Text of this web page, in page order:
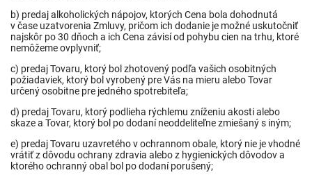
b) predaj alkoholických nápojov, ktorých Cena bola dohodnutá
v čase uzatvorenia Zmluvy, pričom ich dodanie je možné uskutočniť
najskôr po 30 dňoch a ich Cena závisí od pohybu cien na trhu, ktoré
nemôžeme ovplyvniť;
c) predaj Tovaru, ktorý bol zhotovený podľa vašich osobitných
požiadaviek, ktorý bol vyrobený pre Vás na mieru alebo Tovar
určený osobitne pre jedného spotrebiteľa;
d) predaj Tovaru, ktorý podlieha rýchlemu zníženiu akosti alebo
skaze a Tovar, ktorý bol po dodaní neoddeliteľne zmiešaný s iným;
e) predaj Tovaru uzavretého v ochrannomobale, ktorý nie je vhodné
vrátiť z dôvodu ochrany zdravia alebo z hygienických dôvodov a
ktorého ochranný obal bol po dodaní porušený;